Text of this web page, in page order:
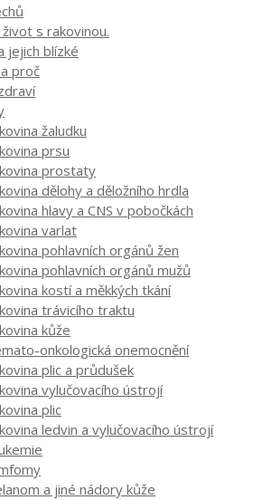
s rakovinou.
jejich blízké
proč
žaludku
prsu
prostaty
dělohy a děložního hrdla
hlavy a CNS v pobočkách
varlat
pohlavních orgánů žen
pohlavních orgánů mužů
kostí a měkkých tkání
trávicího traktu
kůže
onkologická onemocnění
plic a průdušek
vylučovacího ústrojí
plic
ledvin a vylučovacího ústrojí
a jiné nádory kůže